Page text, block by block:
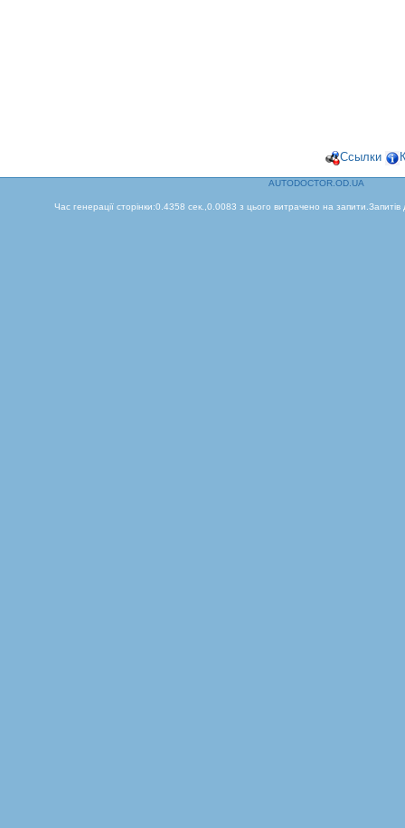
Ссылки
AUTODOCTOR.OD.UA
Час генерації сторінки:0.4358 сек.,0.0083 з цього витрачено на